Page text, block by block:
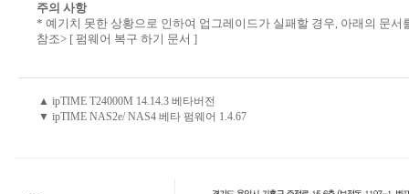
주의 사항
* 예기치 못한 상황으로 인하여 업그레이드가 실패할 경우, 아래의 문
참조> [ 펌웨어 복구 하기 문서 ]
▲ ipTIME T24000M 14.14.3 베타버전
▼ ipTIME NAS2e/ NAS4 베타 펌웨어 1.4.67